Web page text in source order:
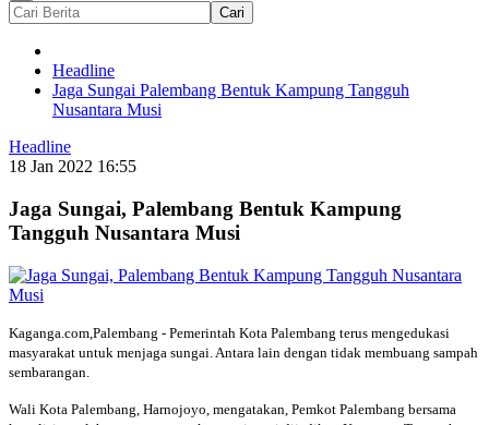
Cari
Headline
Jaga Sungai Palembang Bentuk Kampung Tangguh
Nusantara Musi
Headline
18 Jan 2022 16:55
Jaga Sungai, Palembang Bentuk Kampung
Tangguh Nusantara Musi
Kaganga.com,Palembang - Pemerintah Kota Palembang terus mengedukasi
masyarakat untuk menjaga sungai. Antara lain dengan tidak membuang sampah
sembarangan.
Wali Kota Palembang, Harnojoyo, mengatakan, Pemkot Palembang bersama